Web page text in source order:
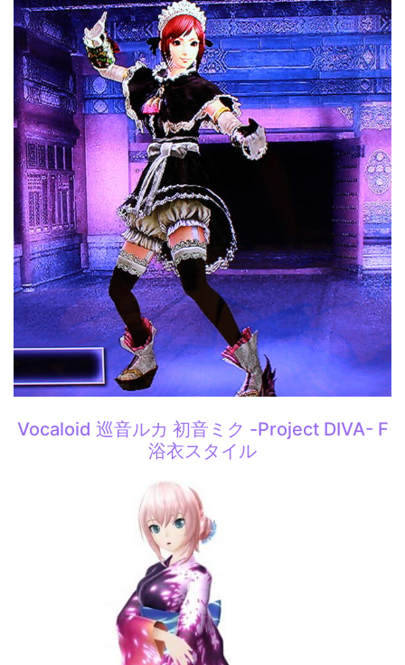
Vocaloid 巡音ルカ 初音ミク -Project DIVA- F
浴衣スタイル